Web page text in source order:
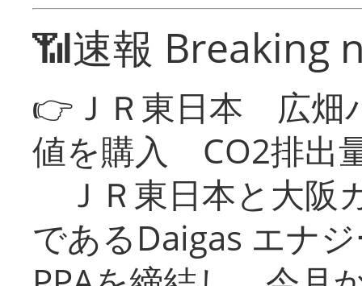
📶速報 Breaking
👉ＪＲ東日本 広畑
値を購入 CO2排出
ＪＲ東日本と大阪
であるDaigas エナ